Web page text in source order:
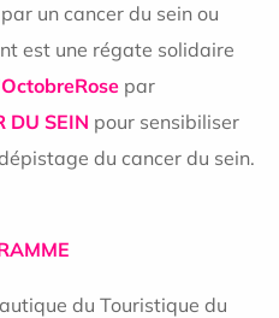
un cancer du sein ou
est une régate solidaire
OctobreRose par
DU SEIN pour sensibiliser
du cancer du sein.
du Touristique du